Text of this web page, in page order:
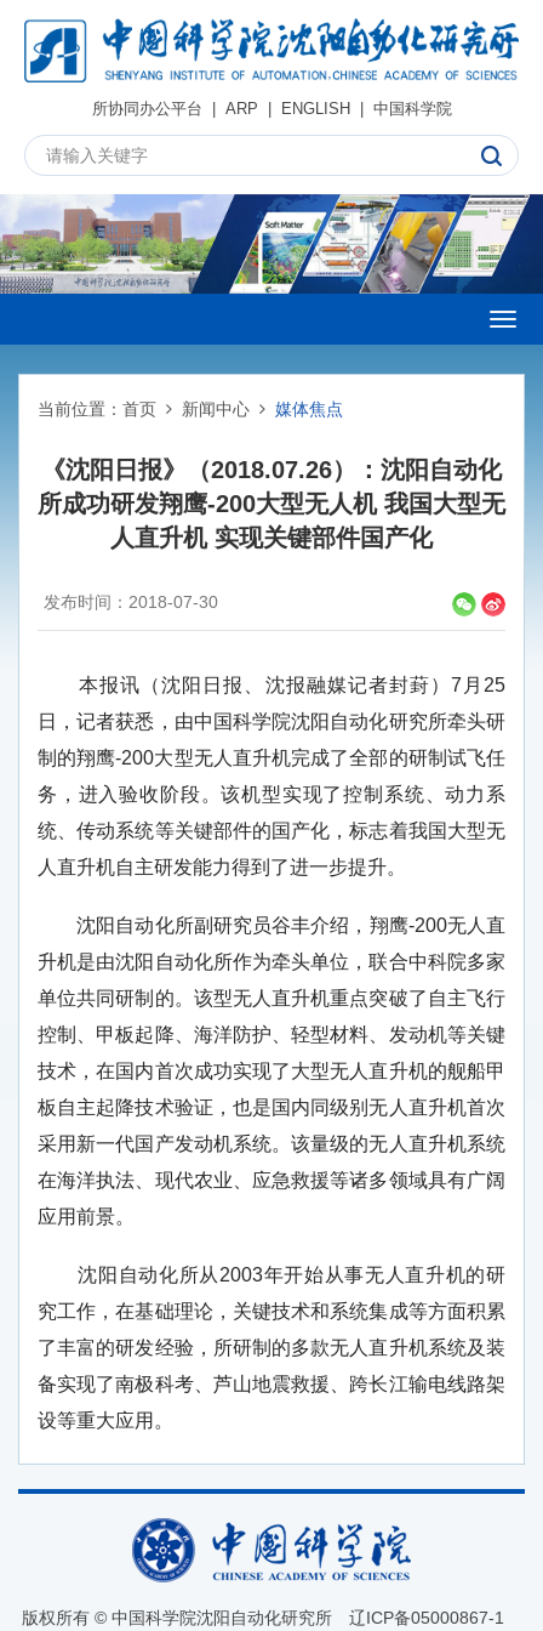
所协同办公平台 | ARP | ENGLISH| 中国科学院
当前位置： 首页 新闻中心 媒体焦点
《沈阳日报》（2018.07.26）：沈阳自动化
所成功研发翔鹰-200大型无人机 我国大型无
人直升机 实现关键部件国产化
发布时间：2018-07-30
本报讯（沈阳日报、沈报融媒记者封葑）7月25
日，记者获悉，由中国科学院沈阳自动化研究所牵头研
制的翔鹰-200大型无人直升机完成了全部的研制试飞任
务，进入验收阶段。该机型实现了控制系统、动力系
统、传动系统等关键部件的国产化，标志着我国大型无
人直升机自主研发能力得到了进一步提升。
沈阳自动化所副研究员谷丰介绍，翔鹰-200无人直
升机是由沈阳自动化所作为牵头单位，联合中科院多家
单位共同研制的。该型无人直升机重点突破了自主飞行
控制、甲板起降、海洋防护、轻型材料、发动机等关键
技术，在国内首次成功实现了大型无人直升机的舰船甲
板自主起降技术验证，也是国内同级别无人直升机首次
采用新一代国产发动机系统。该量级的无人直升机系统
在海洋执法、现代农业、应急救援等诸多领域具有广阔
应用前景。
沈阳自动化所从2003年开始从事无人直升机的研
究工作，在基础理论，关键技术和系统集成等方面积累
了丰富的研发经验，所研制的多款无人直升机系统及装
备实现了南极科考、芦山地震救援、跨长江输电线路架
设等重大应用。
版权所有 © 中国科学院沈阳自动化研究所 辽ICP备05000867-1